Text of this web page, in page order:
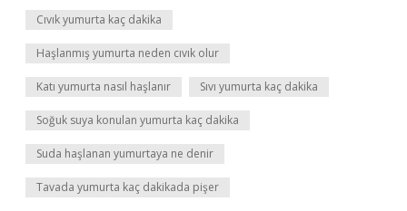
Cıvık yumurta kaç dakika
Haşlanmış yumurta neden cıvık olur
Katı yumurta nasıl haşlanır Sıvı yumurta kaç dakika
Soğuk suya konulan yumurta kaç dakika
Suda haşlanan yumurtaya ne denir
Tavada yumurta kaç dakikada pişer